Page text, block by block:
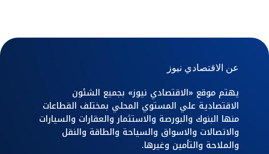
عن الاقتصادي نيوز
يهتم موقع «الاقتصادي نيوز» بجميع الشئون
الاقتصادية علي المستوي المحلي بمختلف القطاعات
منها البنوك والبورصة والاستثمار والعقارات والسيارات
والاتصالات والاسواق والسياحة والطاقة والنقل
والملاحة والتأمين وغيرها.